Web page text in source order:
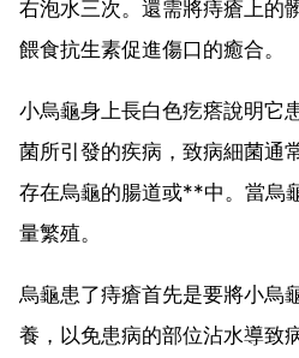
右泡水三次。還需將痔瘡上的
餵食抗生素促進傷口的癒合。
小烏龜身上長白色疙瘩說明它
菌所引發的疾病，致病細菌通
存在烏龜的腸道或**中。當烏
量繁殖。
烏龜患了痔瘡首先是要將小烏
養，以免患病的部位沾水導致